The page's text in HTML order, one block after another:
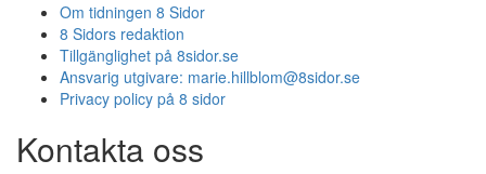
Om tidningen 8 Sidor
8 Sidors redaktion
Tillgänglighet på 8sidor.se
Ansvarig utgivare: marie.hillblom@8sidor.se
Privacy policy på 8 sidor
Kontakta oss